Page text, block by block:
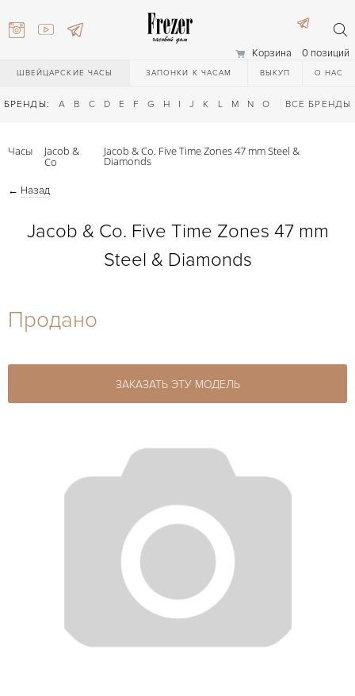
Корзина 0 позиций
ШВЕЙЦАРСКИЕ ЧАСЫ ЗАПОНКИ К ЧАСАМ ВЫКУП О НАС
БРЕНДЫ: A B C D E F G H I J K L M N O Q R S T
ВСЕ БРЕНДЫ
27-44
Часы Jacob &
Co
Jacob & Co. Five Time Zones 47 mm Steel &
Diamonds
← Назад
Jacob & Co. Five Time Zones 47 mm
Steel & Diamonds
Продано
ЗАКАЗАТЬ ЭТУ МОДЕЛЬ